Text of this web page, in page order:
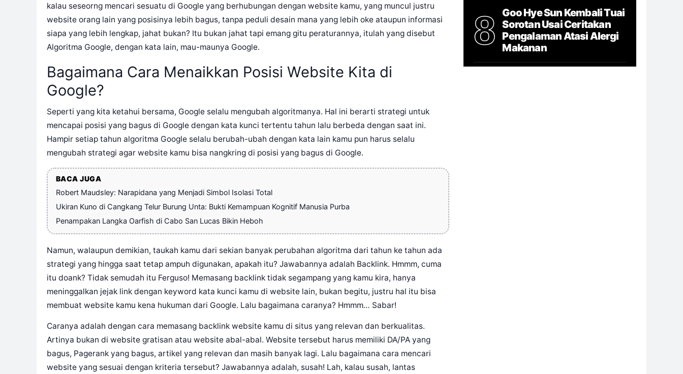
kalau seseorng mencari sesuatu di Google yang berhubungan dengan website kamu, yang muncul justru
website orang lain yang posisinya lebih bagus, tanpa peduli desain mana yang lebih oke ataupun informasi
siapa yang lebih lengkap, jahat bukan? Itu bukan jahat tapi emang gitu peraturannya, itulah yang disebut
Algoritma Google, dengan kata lain, mau-maunya Google.
Bagaimana Cara Menaikkan Posisi Website Kita di
Google?
Seperti yang kita ketahui bersama, Google selalu mengubah algoritmanya. Hal ini berarti strategi untuk
mencapai posisi yang bagus di Google dengan kata kunci tertentu tahun lalu berbeda dengan saat ini.
Hampir setiap tahun algoritma Google selalu berubah-ubah dengan kata lain kamu pun harus selalu
mengubah strategi agar website kamu bisa nangkring di posisi yang bagus di Google.
BACA JUGA
Robert Maudsley: Narapidana yang Menjadi Simbol Isolasi Total
Ukiran Kuno di Cangkang Telur Burung Unta: Bukti Kemampuan Kognitif Manusia Purba
Penampakan Langka Oarfish di Cabo San Lucas Bikin Heboh
Namun, walaupun demikian, taukah kamu dari sekian banyak perubahan algoritma dari tahun ke tahun ada
strategi yang hingga saat tetap ampuh digunakan, apakah itu? Jawabannya adalah Backlink. Hmmm, cuma
itu doank? Tidak semudah itu Ferguso! Memasang backlink tidak segampang yang kamu kira, hanya
meninggalkan jejak link dengan keyword kata kunci kamu di website lain, bukan begitu, justru hal itu bisa
membuat website kamu kena hukuman dari Google. Lalu bagaimana caranya? Hmmm… Sabar!
Caranya adalah dengan cara memasang backlink website kamu di situs yang relevan dan berkualitas.
Artinya bukan di website gratisan atau website abal-abal. Website tersebut harus memiliki DA/PA yang
bagus, Pagerank yang bagus, artikel yang relevan dan masih banyak lagi. Lalu bagaimana cara mencari
website yang sesuai dengan kriteria tersebut? Jawabannya adalah, susah! Lah, kalau susah, lantas
8
Goo Hye Sun Kembali Tuai
Sorotan Usai Ceritakan
Pengalaman Atasi Alergi
Makanan